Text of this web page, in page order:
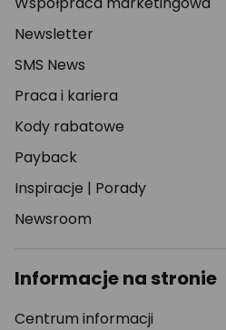
Newsletter
SMS News
Praca i kariera
Kody rabatowe
Payback
Inspiracje | Porady
Newsroom
Informacje na stronie
Centrum informacji